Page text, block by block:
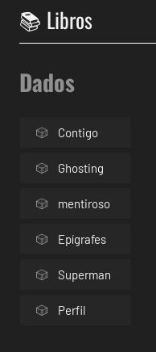
Dados
Contigo
Ghosting
mentiroso
Epígrafes
Superman
Perfil